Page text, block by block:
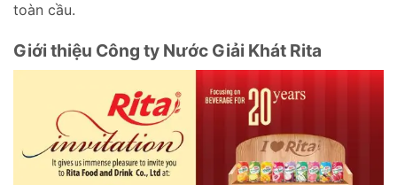
toàn cầu.
Giới thiệu Công ty Nước Giải Khát Rita